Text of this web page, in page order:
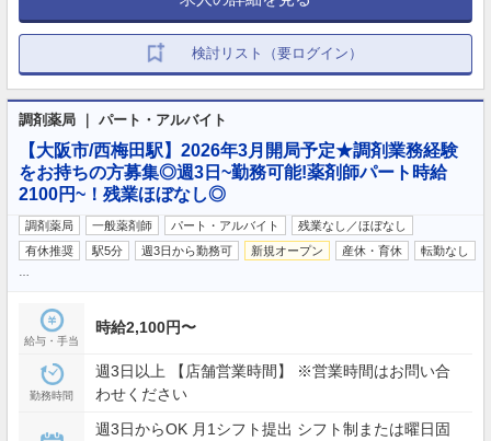
検討リスト（要ログイン）
調剤薬局 ｜ パート・アルバイト
【大阪市/西梅田駅】2026年3月開局予定★調剤業務経験
をお持ちの方募集◎週3日~勤務可能!薬剤師パート時給
2100円~！残業ほぼなし◎
調剤薬局 一般薬剤師 パート・アルバイト
残業なし／ほぼなし
有休推奨
駅5分 週3日から勤務可 新規オープン 産休・育休 転勤なし
給与・手当
時給2,100円〜
勤務時間
週3日以上 【店舗営業時間】 ※営業時間はお問い合
わせください
週3日からOK 月1シフト提出 シフト制または曜日固